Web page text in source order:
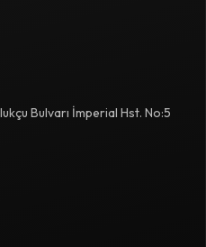
Bulvarı İmperial Hst. No:5